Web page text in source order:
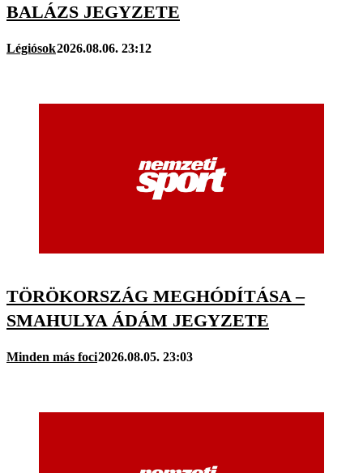
BALÁZS JEGYZETE
Légiósok2026.08.06. 23:12
TÖRÖKORSZÁG MEGHÓDÍTÁSA –
SMAHULYA ÁDÁM JEGYZETE
Minden más foci2026.08.05. 23:03